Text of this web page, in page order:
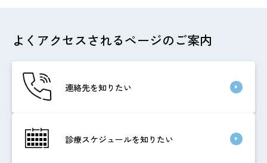
よくアクセスされるページのご案内
連絡先を知りたい
診療スケジュールを知りたい